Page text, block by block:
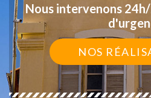
Nous intervenons
NOS